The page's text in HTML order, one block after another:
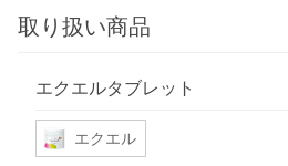
取り扱い商品
エクエルタブレット
エクエル